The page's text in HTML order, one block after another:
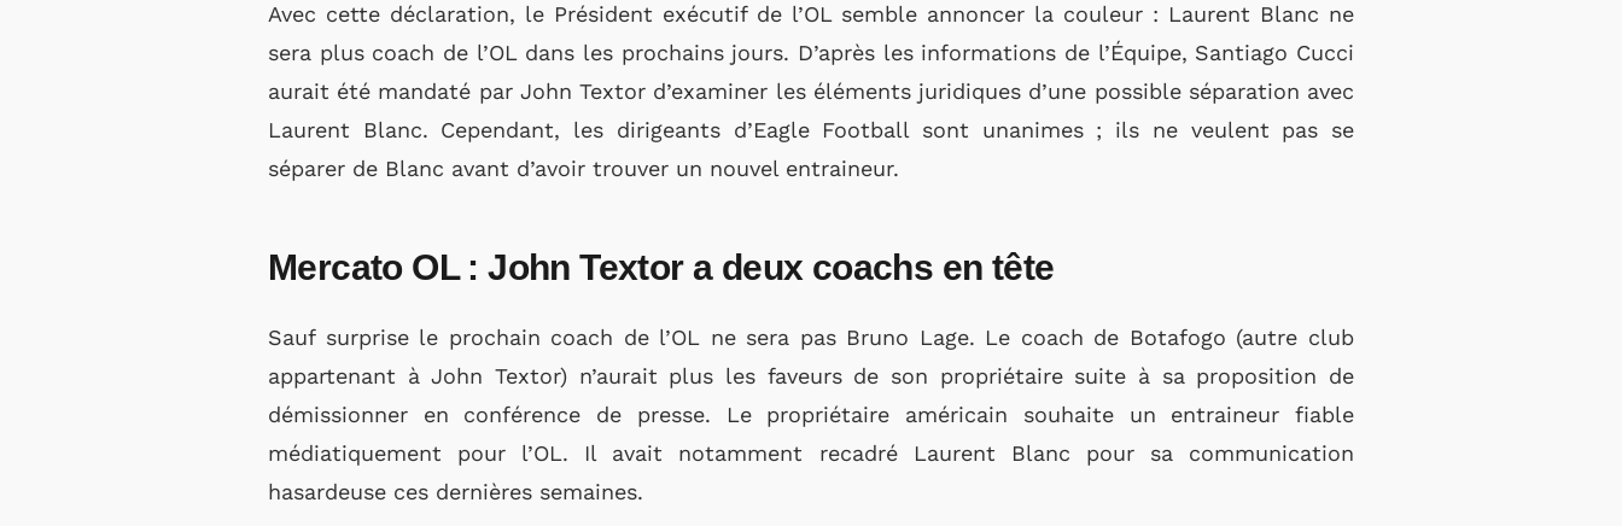
Avec cette déclaration, le Président exécutif de l’OL semble annoncer la couleur : Laurent Blanc ne
sera plus coach de l’OL dans les prochains jours. D’après les informations de l’Équipe, Santiago Cucci
aurait été mandaté par John Textor d’examiner les éléments juridiques d’une possible séparation avec
Laurent Blanc. Cependant, les dirigeants d’Eagle Football sont unanimes ; ils ne veulent pas se
séparer de Blanc avant d’avoir trouver un nouvel entraineur.
Mercato OL : John Textor a deux coachs en tête
Sauf surprise le prochain coach de l’OL ne sera pas Bruno Lage. Le coach de Botafogo (autre club
appartenant à John Textor) n’aurait plus les faveurs de son propriétaire suite à sa proposition de
démissionner en conférence de presse. Le propriétaire américain souhaite un entraineur fiable
médiatiquement pour l’OL. Il avait notamment recadré Laurent Blanc pour sa communication
hasardeuse ces dernières semaines.